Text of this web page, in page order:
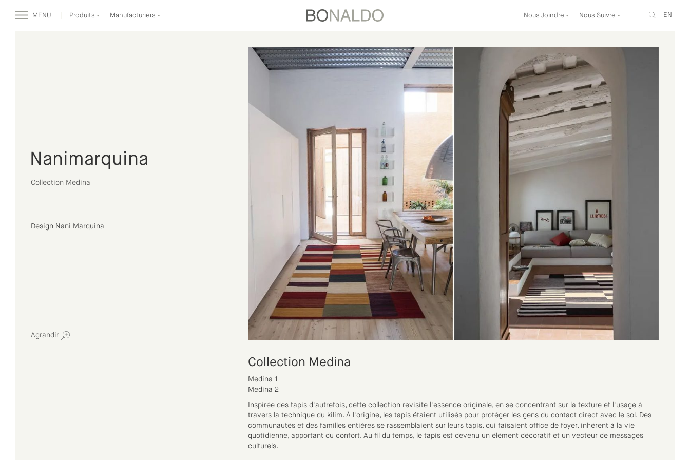
MENU Produits Manufacturiers Nous Joindre Nous Suivre EN
Agrandir
Nanimarquina
Collection Medina
Design Nani Marquina
Collection Medina
Medina 1
Medina 2
Inspirée des tapis d'autrefois, cette collection revisite l'essence originale, en se concentrant sur la texture et l'usage à
travers la technique du kilim. À l'origine, les tapis étaient utilisés pour protéger les gens du contact direct avec le sol. Des
communautés et des familles entières se rassemblaient sur leurs tapis, qui faisaient office de foyer, inhérent à la vie
quotidienne, apportant du confort. Au fil du temps, le tapis est devenu un élément décoratif et un vecteur de messages
culturels.